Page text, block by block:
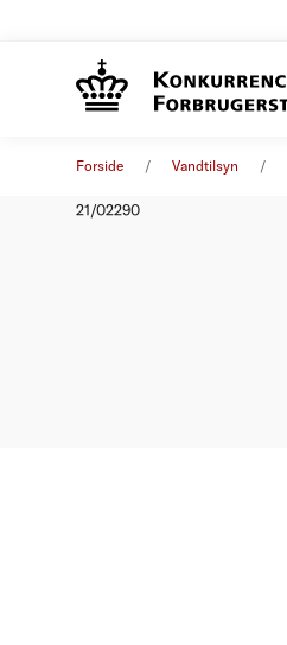
Forside Vandtilsyn
21/02290